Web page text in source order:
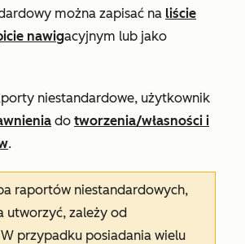
można zapisać na liście
nawigacyjnym lub jako
niestandardowe, użytkownik
do tworzenia/własności i
.
raportów niestandardowych,
utworzyć, zależy od
przypadku posiadania wielu